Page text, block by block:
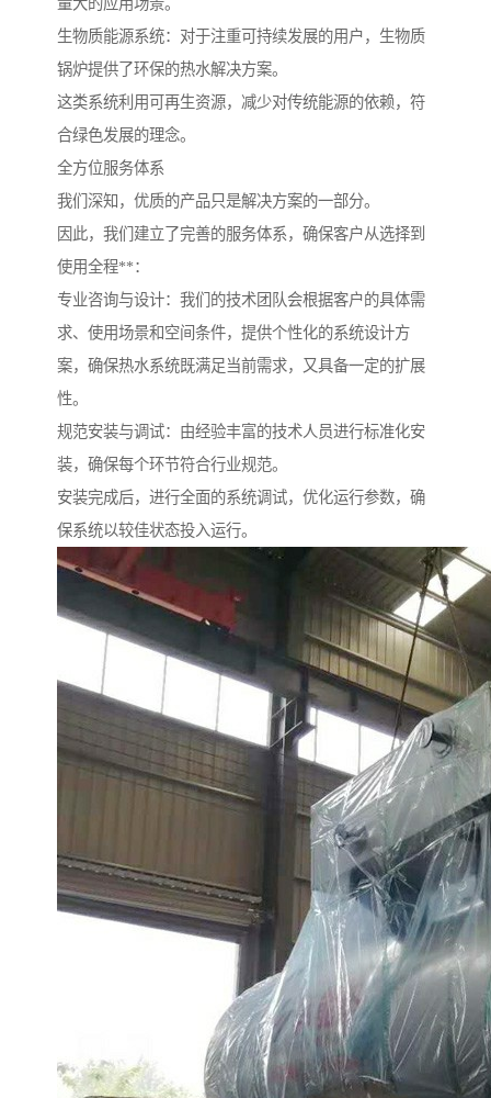
量大的应用场景。
生物质能源系统：对于注重可持续发展的用户，生物质
锅炉提供了环保的热水解决方案。
这类系统利用可再生资源，减少对传统能源的依赖，符
合绿色发展的理念。
全方位服务体系
我们深知，优质的产品只是解决方案的一部分。
因此，我们建立了完善的服务体系，确保客户从选择到
使用全程**：
专业咨询与设计：我们的技术团队会根据客户的具体需
求、使用场景和空间条件，提供个性化的系统设计方
案，确保热水系统既满足当前需求，又具备一定的扩展
性。
规范安装与调试：由经验丰富的技术人员进行标准化安
装，确保每个环节符合行业规范。
安装完成后，进行全面的系统调试，优化运行参数，确
保系统以较佳状态投入运行。